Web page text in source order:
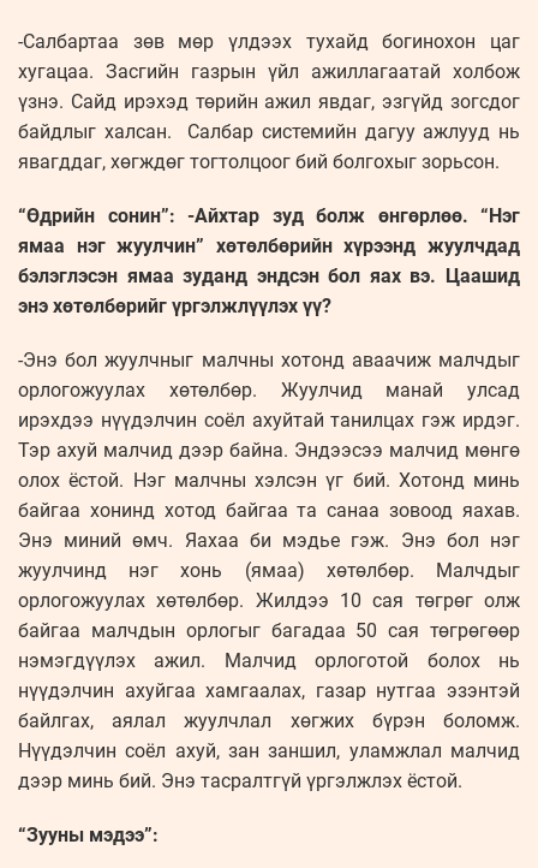
-Салбартаа зөв мөр үлдээх тухайд богинохон цаг
хугацаа. Засгийн газрын үйл ажиллагаатай холбож
үзнэ. Сайд ирэхэд төрийн ажил явдаг, эзгүйд зогсдог
байдлыг халсан. Салбар системийн дагуу ажлууд нь
явагддаг, хөгждөг тогтолцоог бий болгохыг зорьсон.
“Өдрийн сонин”: -Айхтар зуд болж өнгөрлөө. “Нэг
ямаа нэг жуулчин” хөтөлбөрийн хүрээнд жуулчдад
бэлэглэсэн ямаа зуданд эндсэн бол яах вэ. Цаашид
энэ хөтөлбөрийг үргэлжлүүлэх үү?
-Энэ бол жуулчныг малчны хотонд аваачиж малчдыг
орлогожуулах хөтөлбөр. Жуулчид манай улсад
ирэхдээ нүүдэлчин соёл ахуйтай танилцах гэж ирдэг.
Тэр ахуй малчид дээр байна. Эндээсээ малчид мөнгө
олох ёстой. Нэг малчны хэлсэн үг бий. Хотонд минь
байгаа хонинд хотод байгаа та санаа зовоод яахав.
Энэ миний өмч. Яахаа би мэдье гэж. Энэ бол нэг
жуулчинд нэг хонь (ямаа) хөтөлбөр. Малчдыг
орлогожуулах хөтөлбөр. Жилдээ 10 сая төгрөг олж
байгаа малчдын орлогыг багадаа 50 сая төгрөгөөр
нэмэгдүүлэх ажил. Малчид орлоготой болох нь
нүүдэлчин ахуйгаа хамгаалах, газар нутгаа эзэнтэй
байлгах, аялал жуулчлал хөгжих бүрэн боломж.
Нүүдэлчин соёл ахуй, зан заншил, уламжлал малчид
дээр минь бий. Энэ тасралтгүй үргэлжлэх ёстой.
“Зууны мэдээ”: